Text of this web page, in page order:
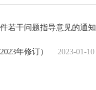
若干问题指导意见的通知
年修订） 2023-01-10